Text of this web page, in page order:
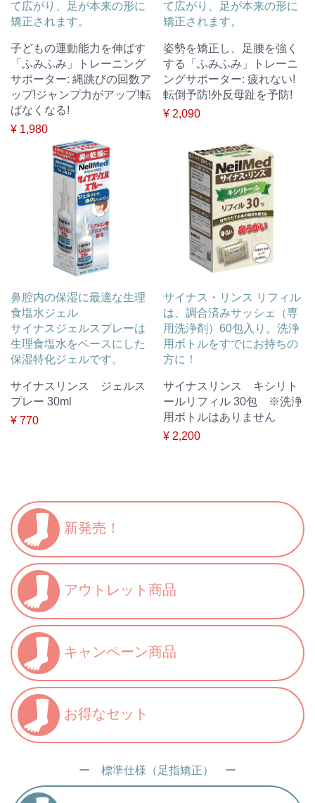
て広がり、足が本来の形に
矯正されます。
子どもの運動能力を伸ばす
「ふみふみ」トレーニング
サポーター: 縄跳びの回数ア
ップ!ジャンプ力がアップ!転
ばなくなる!
¥ 1,980
て広がり、足が本来の形に
矯正されます。
姿勢を矯正し、足腰を強く
する「ふみふみ」トレーニ
ングサポーター: 疲れない!
転倒予防!外反母趾を予防!
¥ 2,090
鼻腔内の保湿に最適な生理
食塩水ジェル
サイナスジェルスプレーは
生理食塩水をベースにした
保湿特化ジェルです。
サイナスリンス ジェルス
プレー 30ml
¥ 770
サイナス・リンス リフィル
は、調合済みサッシェ（専
用洗浄剤）60包入り。洗浄
用ボトルをすでにお持ちの
方に！
サイナスリンス キシリト
ールリフィル 30包 ※洗浄
用ボトルはありません
¥ 2,200
新発売！
アウトレット商品
キャンペーン商品
お得なセット
ー 標準仕様（足指矯正） ー